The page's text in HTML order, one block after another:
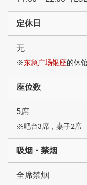
定休日
无
※东急广场银座的休
座位数
5席
※吧台3席，桌子2席
吸烟・禁烟
全席禁烟